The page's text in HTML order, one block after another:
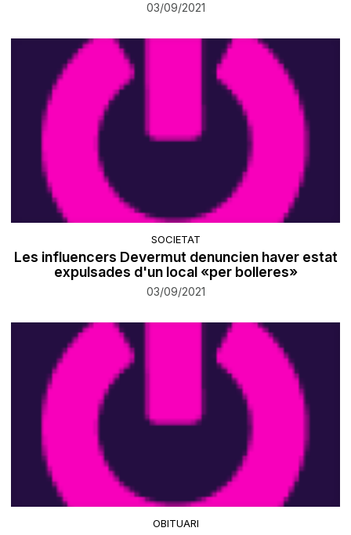
03/09/2021
SOCIETAT
Les influencers Devermut denuncien haver estat
expulsades d'un local «per bolleres»
03/09/2021
OBITUARI